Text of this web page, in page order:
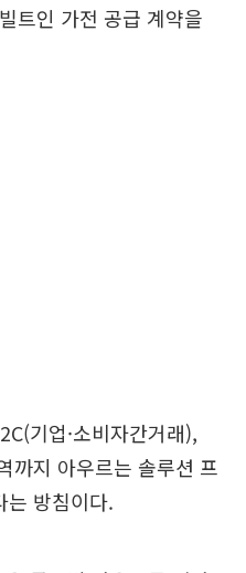
트인 가전 공급 계약을
기업·소비자간거래),
까지 아우르는 솔루션 프
는 방침이다.